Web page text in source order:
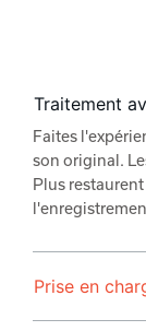
Traitement
Faites
son original.
Plus
Prise en